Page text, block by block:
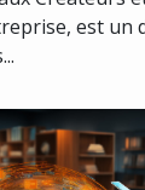
est un